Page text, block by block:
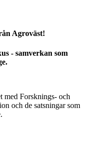
Agroväst!
- samverkan som
med Forsknings- och
och de satsningar som